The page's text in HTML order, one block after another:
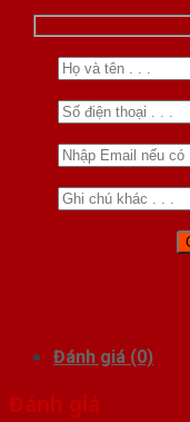
Đánh giá (0)
Đánh giá